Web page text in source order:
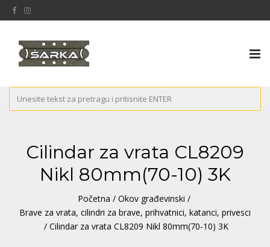
Cilindar za vrata CL8209
Nikl 80mm(70-10) 3K
Početna / Okov građevinski /
Brave za vrata, cilindri za brave, prihvatnici, katanci, privesci
/ Cilindar za vrata CL8209 Nikl 80mm(70-10) 3K